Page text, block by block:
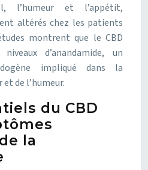
l’humeur et l’appétit,
altérés chez les patients
montrent que le CBD
d’anandamide, un
impliqué dans la
de l’humeur.
du CBD
la